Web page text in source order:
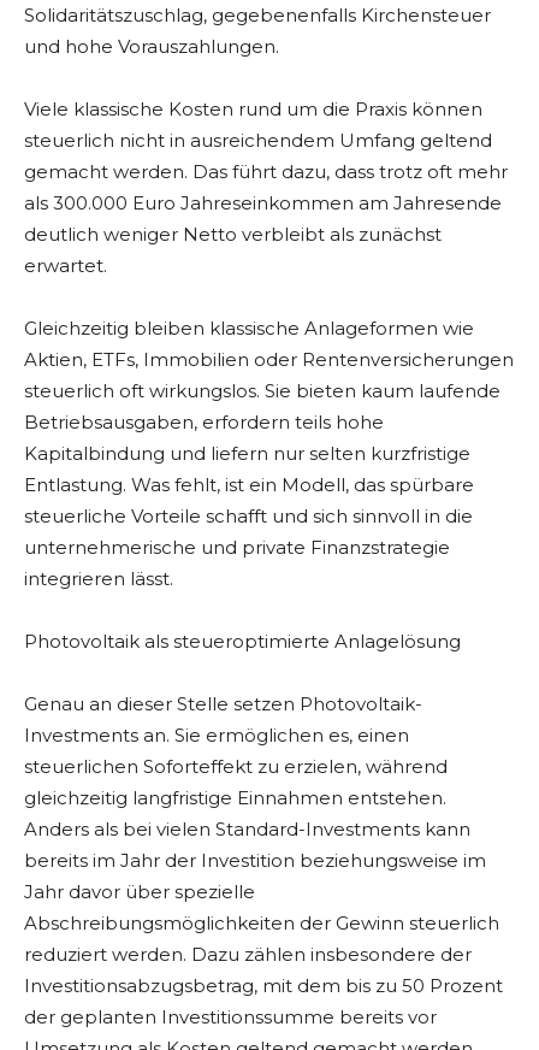
Solidaritätszuschlag, gegebenenfalls Kirchensteuer
und hohe Vorauszahlungen.
Viele klassische Kosten rund um die Praxis können
steuerlich nicht in ausreichendem Umfang geltend
gemacht werden. Das führt dazu, dass trotz oft mehr
als 300.000 Euro Jahreseinkommen am Jahresende
deutlich weniger Netto verbleibt als zunächst
erwartet.
Gleichzeitig bleiben klassische Anlageformen wie
Aktien, ETFs, Immobilien oder Rentenversicherungen
steuerlich oft wirkungslos. Sie bieten kaum laufende
Betriebsausgaben, erfordern teils hohe
Kapitalbindung und liefern nur selten kurzfristige
Entlastung. Was fehlt, ist ein Modell, das spürbare
steuerliche Vorteile schafft und sich sinnvoll in die
unternehmerische und private Finanzstrategie
integrieren lässt.
Photovoltaik als steueroptimierte Anlagelösung
Genau an dieser Stelle setzen Photovoltaik-
Investments an. Sie ermöglichen es, einen
steuerlichen Soforteffekt zu erzielen, während
gleichzeitig langfristige Einnahmen entstehen.
Anders als bei vielen Standard-Investments kann
bereits im Jahr der Investition beziehungsweise im
Jahr davor über spezielle
Abschreibungsmöglichkeiten der Gewinn steuerlich
reduziert werden. Dazu zählen insbesondere der
Investitionsabzugsbetrag, mit dem bis zu 50 Prozent
der geplanten Investitionssumme bereits vor